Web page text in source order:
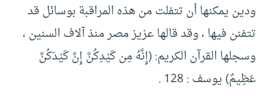
ودين يمكنها أن تتفلت من هذه المراقبة بوسائل قد
تتفنن فيها ، وقد قالها عزيز مصر منذ آلاف السنين ،
وسجلها القرآن الكريم: (إِنَّهُ مِن كَيْدِكُنَّ إِنَّ كَيْدَكُنَّ
عَظِيمٌ)‏ يوسف :‏ ‏128 .‏